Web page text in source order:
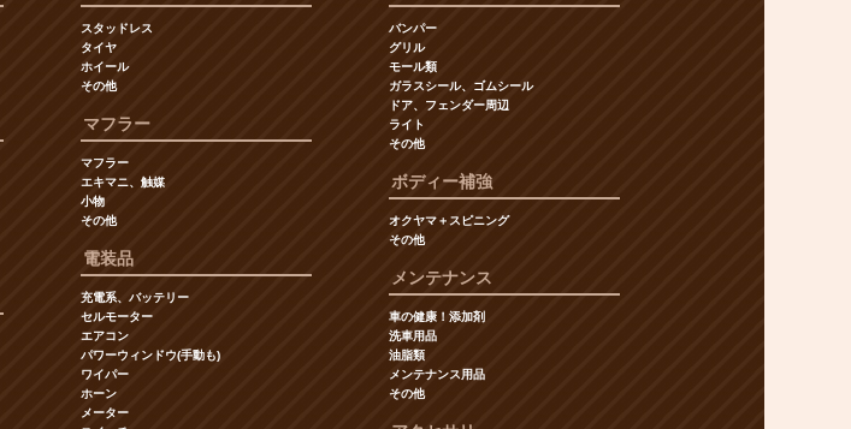
スタッドレス
タイヤ
ホイール
その他
マフラー
マフラー
エキマニ、触媒
小物
その他
電装品
充電系、バッテリー
セルモーター
エアコン
パワーウィンドウ(手動も)
ワイパー
ホーン
メーター
バンパー
グリル
モール類
ガラスシール、ゴムシール
ドア、フェンダー周辺
ライト
その他
ボディー補強
オクヤマ＋スピニング
その他
メンテナンス
車の健康！添加剤
洗車用品
油脂類
メンテナンス用品
その他